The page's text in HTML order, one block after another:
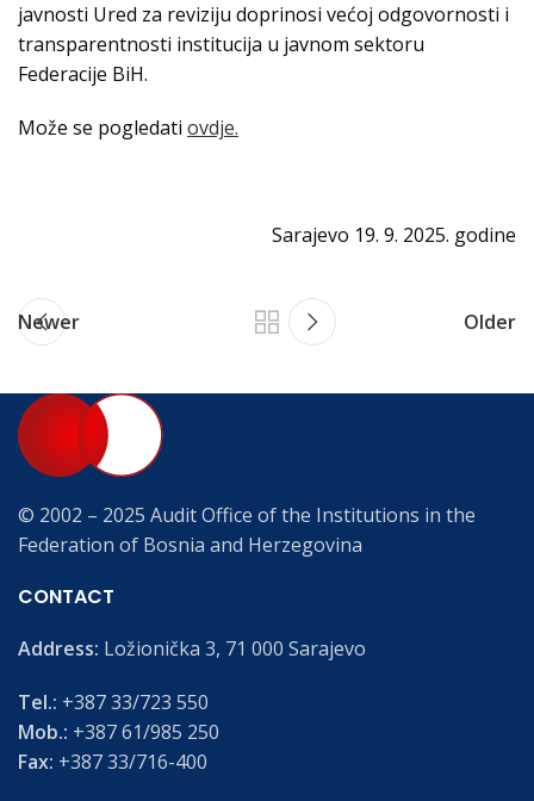
javnosti Ured za reviziju doprinosi većoj odgovornosti i
transparentnosti institucija u javnom sektoru
Federacije BiH.
Može se pogledati ovdje.
Sarajevo 19. 9. 2025. godine
Newer Older
© 2002 – 2025 Audit Office of the Institutions in the
Federation of Bosnia and Herzegovina
CONTACT
Address: Ložionička 3, 71 000 Sarajevo
Tel.: +387 33/723 550
Mob.: +387 61/985 250
Fax: +387 33/716-400